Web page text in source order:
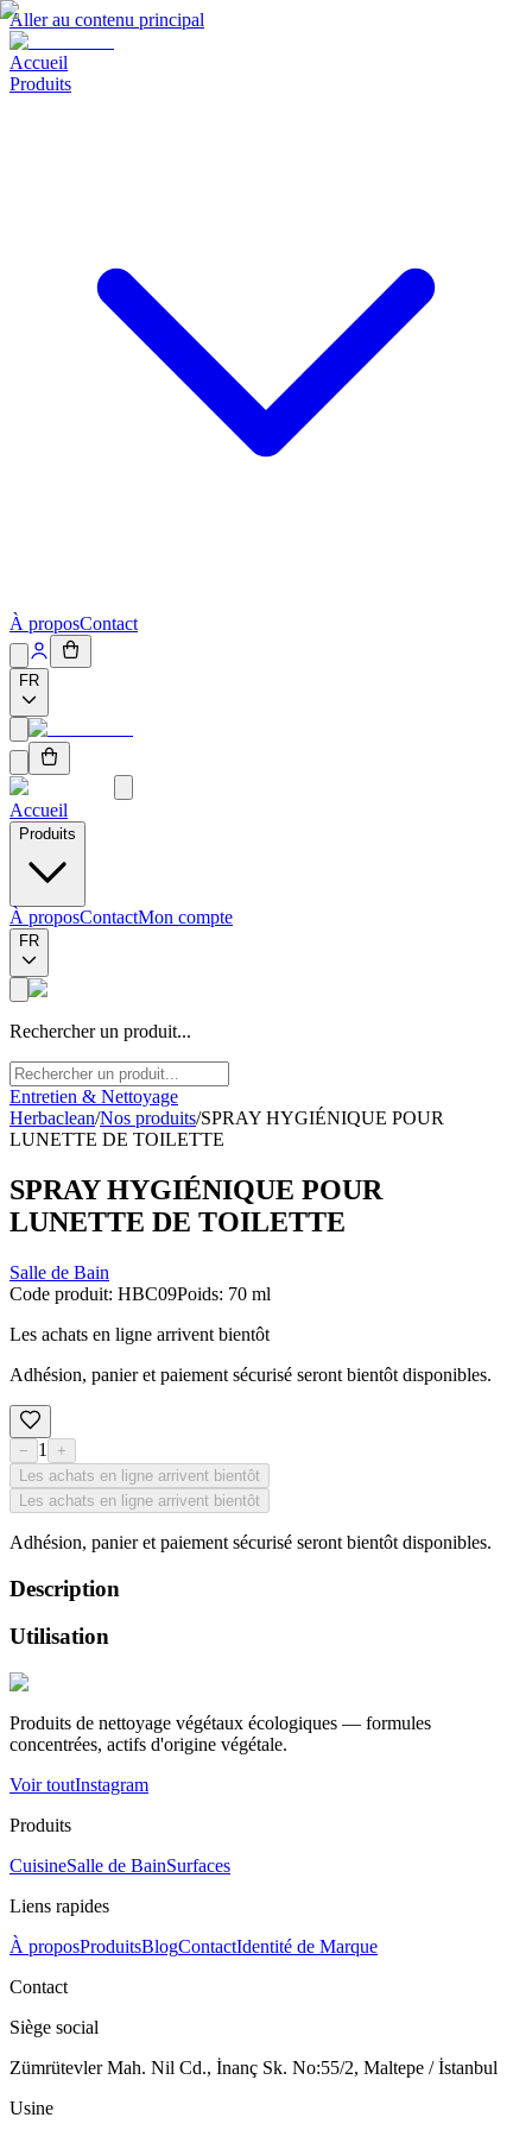
Aller au contenu principal
Accueil
Produits
À proposContact
FR
Accueil
Produits
À proposContactMon compte
FR
Rechercher un produit...
Entretien & Nettoyage
Herbaclean/Nos produits/SPRAY HYGIÉNIQUE POUR
LUNETTE DE TOILETTE
SPRAY HYGIÉNIQUE POUR
LUNETTE DE TOILETTE
Salle de Bain
Code produit: HBC09Poids: 70 ml
Les achats en ligne arrivent bientôt
Adhésion, panier et paiement sécurisé seront bientôt disponibles.
− 1
+
Les achats en ligne arrivent bientôt
Les achats en ligne arrivent bientôt
Adhésion, panier et paiement sécurisé seront bientôt disponibles.
Description
Utilisation
Produits de nettoyage végétaux écologiques — formules
concentrées, actifs d'origine végétale.
Voir toutInstagram
Produits
CuisineSalle de BainSurfaces
Liens rapides
À proposProduitsBlogContactIdentité de Marque
Contact
Siège social
Zümrütevler Mah. Nil Cd., İnanç Sk. No:55/2, Maltepe / İstanbul
Usine